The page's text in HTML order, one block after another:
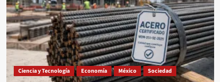
Ciencia y Tecnología Economía México Sociedad